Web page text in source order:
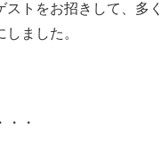
ストをお招きして、多
ました。
・・